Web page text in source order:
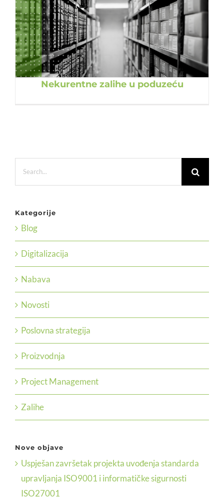
Nekurentne zalihe u poduzeću
Kategorije
Blog
Digitalizacija
Nabava
Novosti
Poslovna strategija
Proizvodnja
Project Management
Zalihe
Nove objave
Uspješan završetak projekta uvođenja standarda
upravljanja ISO9001 i informatičke sigurnosti
ISO27001